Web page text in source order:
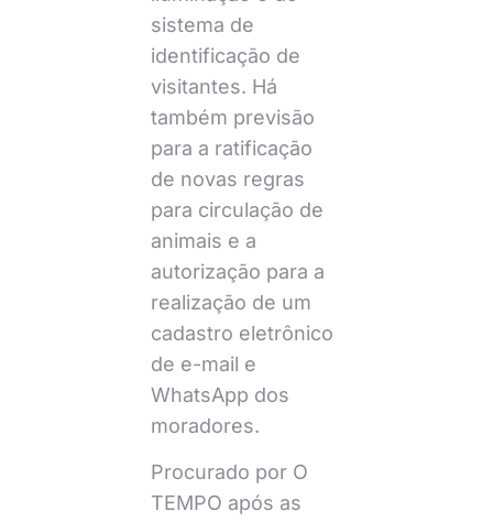
sistema de
identificação de
visitantes. Há
também previsão
para a ratificação
de novas regras
para circulação de
animais e a
autorização para a
realização de um
cadastro eletrônico
de e-mail e
WhatsApp dos
moradores.
Procurado por O
TEMPO após as